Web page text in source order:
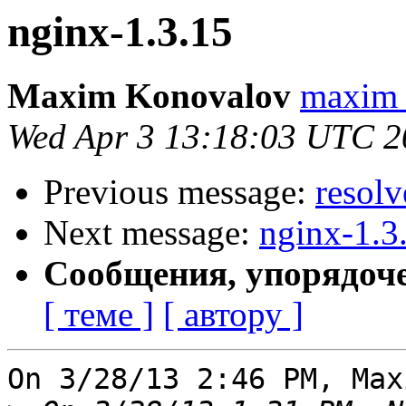
nginx-1.3.15
Maxim Konovalov
Wed Apr 3 13:18:03 UTC
Previous message:
Next message: nginx-
Сообщения,
[ теме ] [ автору ]
On 3/28/13 2:46 PM,